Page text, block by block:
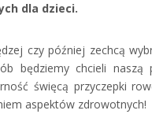
dla dzieci.
czy później zechcą
będziemy chcieli
święcą przyczepki
aspektów zdrowotnych!